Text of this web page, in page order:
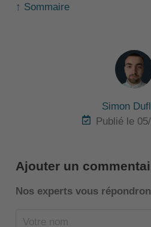
↑ Sommaire
Simon
Publié le
Ajouter un
Nos experts vous